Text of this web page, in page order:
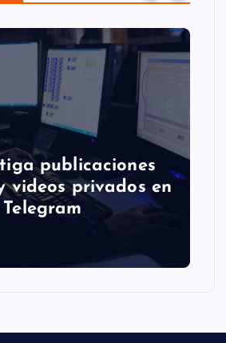
publicaciones
videos privados en